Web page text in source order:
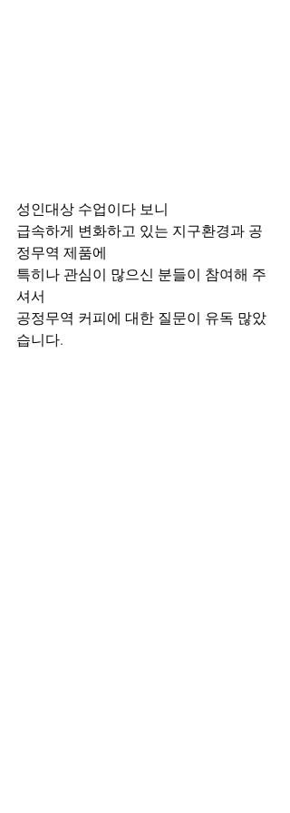
성인대상 수업이다 보니
급속하게 변화하고 있는 지구환경과 공
정무역 제품에
특히나 관심이 많으신 분들이 참여해 주
셔서
공정무역 커피에 대한 질문이 유독 많았
습니다.